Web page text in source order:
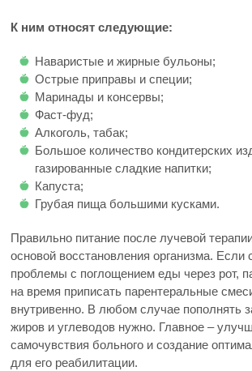
К ним относят следующие:
Наваристые и жирные бульоны;
Острые приправы и специи;
Маринады и консервы;
Фаст-фуд;
Алкоголь, табак;
Большое количество кондитерских
газированные сладкие напитки;
Капуста;
Грубая пища большими кусками.
Правильно питание после лучевой
основой восстановления организма. Если
проблемы с поглощением еды через рот,
на время приписать парентеральные
внутривенно. В любом случае пополнять
жиров и углеводов нужно. Главное –
самочувствия больного и создание
для его реабилитации.